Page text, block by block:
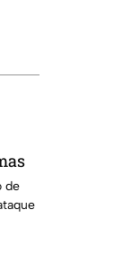
de